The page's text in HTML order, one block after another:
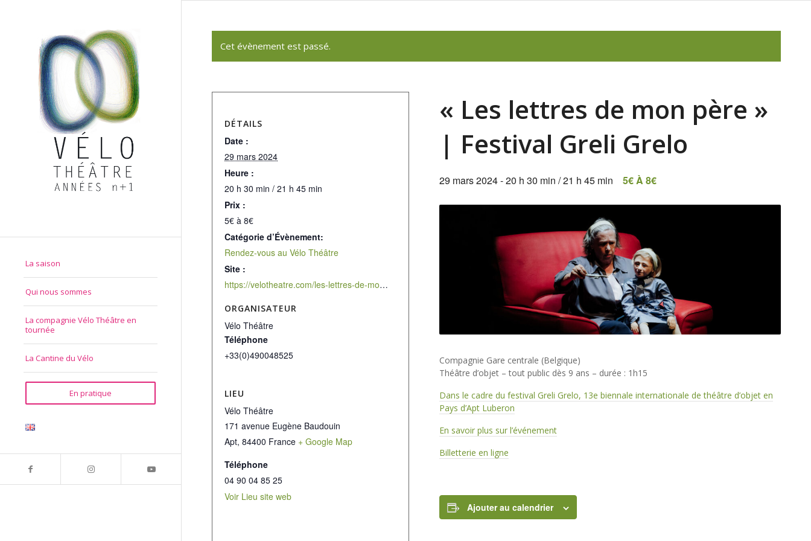
La saison
Qui nous sommes
La compagnie Vélo Théâtre en
tournée
La Cantine du Vélo
En pratique
Cet évènement est passé.
« Les lettres de mon père »
| Festival Greli Grelo
29 mars 2024 - 20 h 30 min /21 h 45 min 5€ À 8€
Compagnie Gare centrale (Belgique)
Théâtre d’objet – tout public dès 9 ans – durée : 1h15
Dans le cadre dufestival Greli Grelo, 13e biennale internationale de théâtre d’objet en
Pays d’Apt Luberon
En savoir plus sur l’événement
Billetterie en ligne
Ajouter au calendrier
DÉTAILS
Date :
29 mars 2024
Heure :
20 h 30 min / 21 h 45 min
Prix :
5€ à 8€
Catégorie d’Évènement:
Rendez-vous au Vélo Théâtre
Site :
https://velotheatre.com/les-lettres-de-mon-pere/
ORGANISATEUR
Vélo Théâtre
Téléphone
+33(0)490048525
LIEU
Vélo Théâtre
171 avenue Eugène Baudouin
Apt, 84400 France + Google Map
Téléphone
04 90 04 85 25
Voir Lieu site web